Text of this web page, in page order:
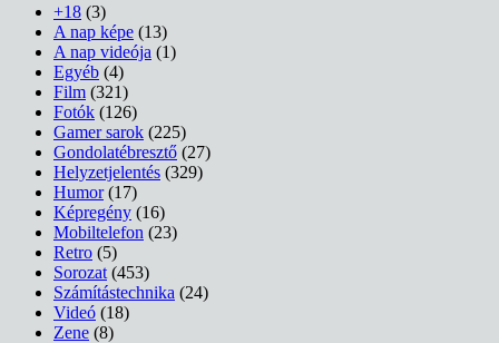
+18 (3)
A nap képe (13)
A nap videója (1)
Egyéb (4)
Film (321)
Fotók (126)
Gamer sarok (225)
Gondolatébresztő (27)
Helyzetjelentés (329)
Humor(17)
Képregény (16)
Mobiltelefon (23)
Retro (5)
Sorozat (453)
Számítástechnika (24)
Videó (18)
Zene (8)